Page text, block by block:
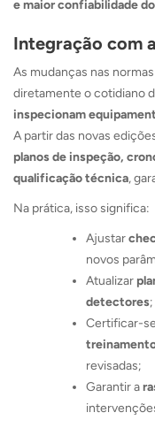
e maior confiabilidade
Integração com
As mudanças nas
diretamente o cotidiano
inspecionam
A partir das novas
planos de inspeção,
qualificação técnica,
Na prática, isso significa:
Ajustar
novos
Atualizar
detectores;
Certificar-
revisadas;
Garantir a